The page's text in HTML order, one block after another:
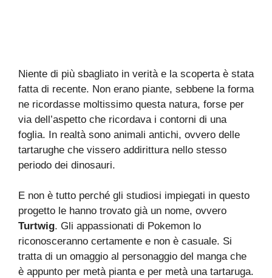
Niente di più sbagliato in verità e la scoperta è stata
fatta di recente. Non erano piante, sebbene la forma
ne ricordasse moltissimo questa natura, forse per
via dell’aspetto che ricordava i contorni di una
foglia. In realtà sono animali antichi, ovvero delle
tartarughe che vissero addirittura nello stesso
periodo dei dinosauri.
E non è tutto perché gli studiosi impiegati in questo
progetto le hanno trovato già un nome, ovvero
Turtwig. Gli appassionati di Pokemon lo
riconosceranno certamente e non è casuale. Si
tratta di un omaggio al personaggio del manga che
è appunto per metà pianta e per metà una tartaruga.